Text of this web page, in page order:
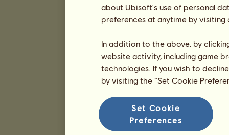
about Ubisoft's use of personal
preferences at anytime by
In addition to the above, by
website activity, including game
technologies. If you wish to
by visiting the “Set Cookie
Set Cookie
Preferences